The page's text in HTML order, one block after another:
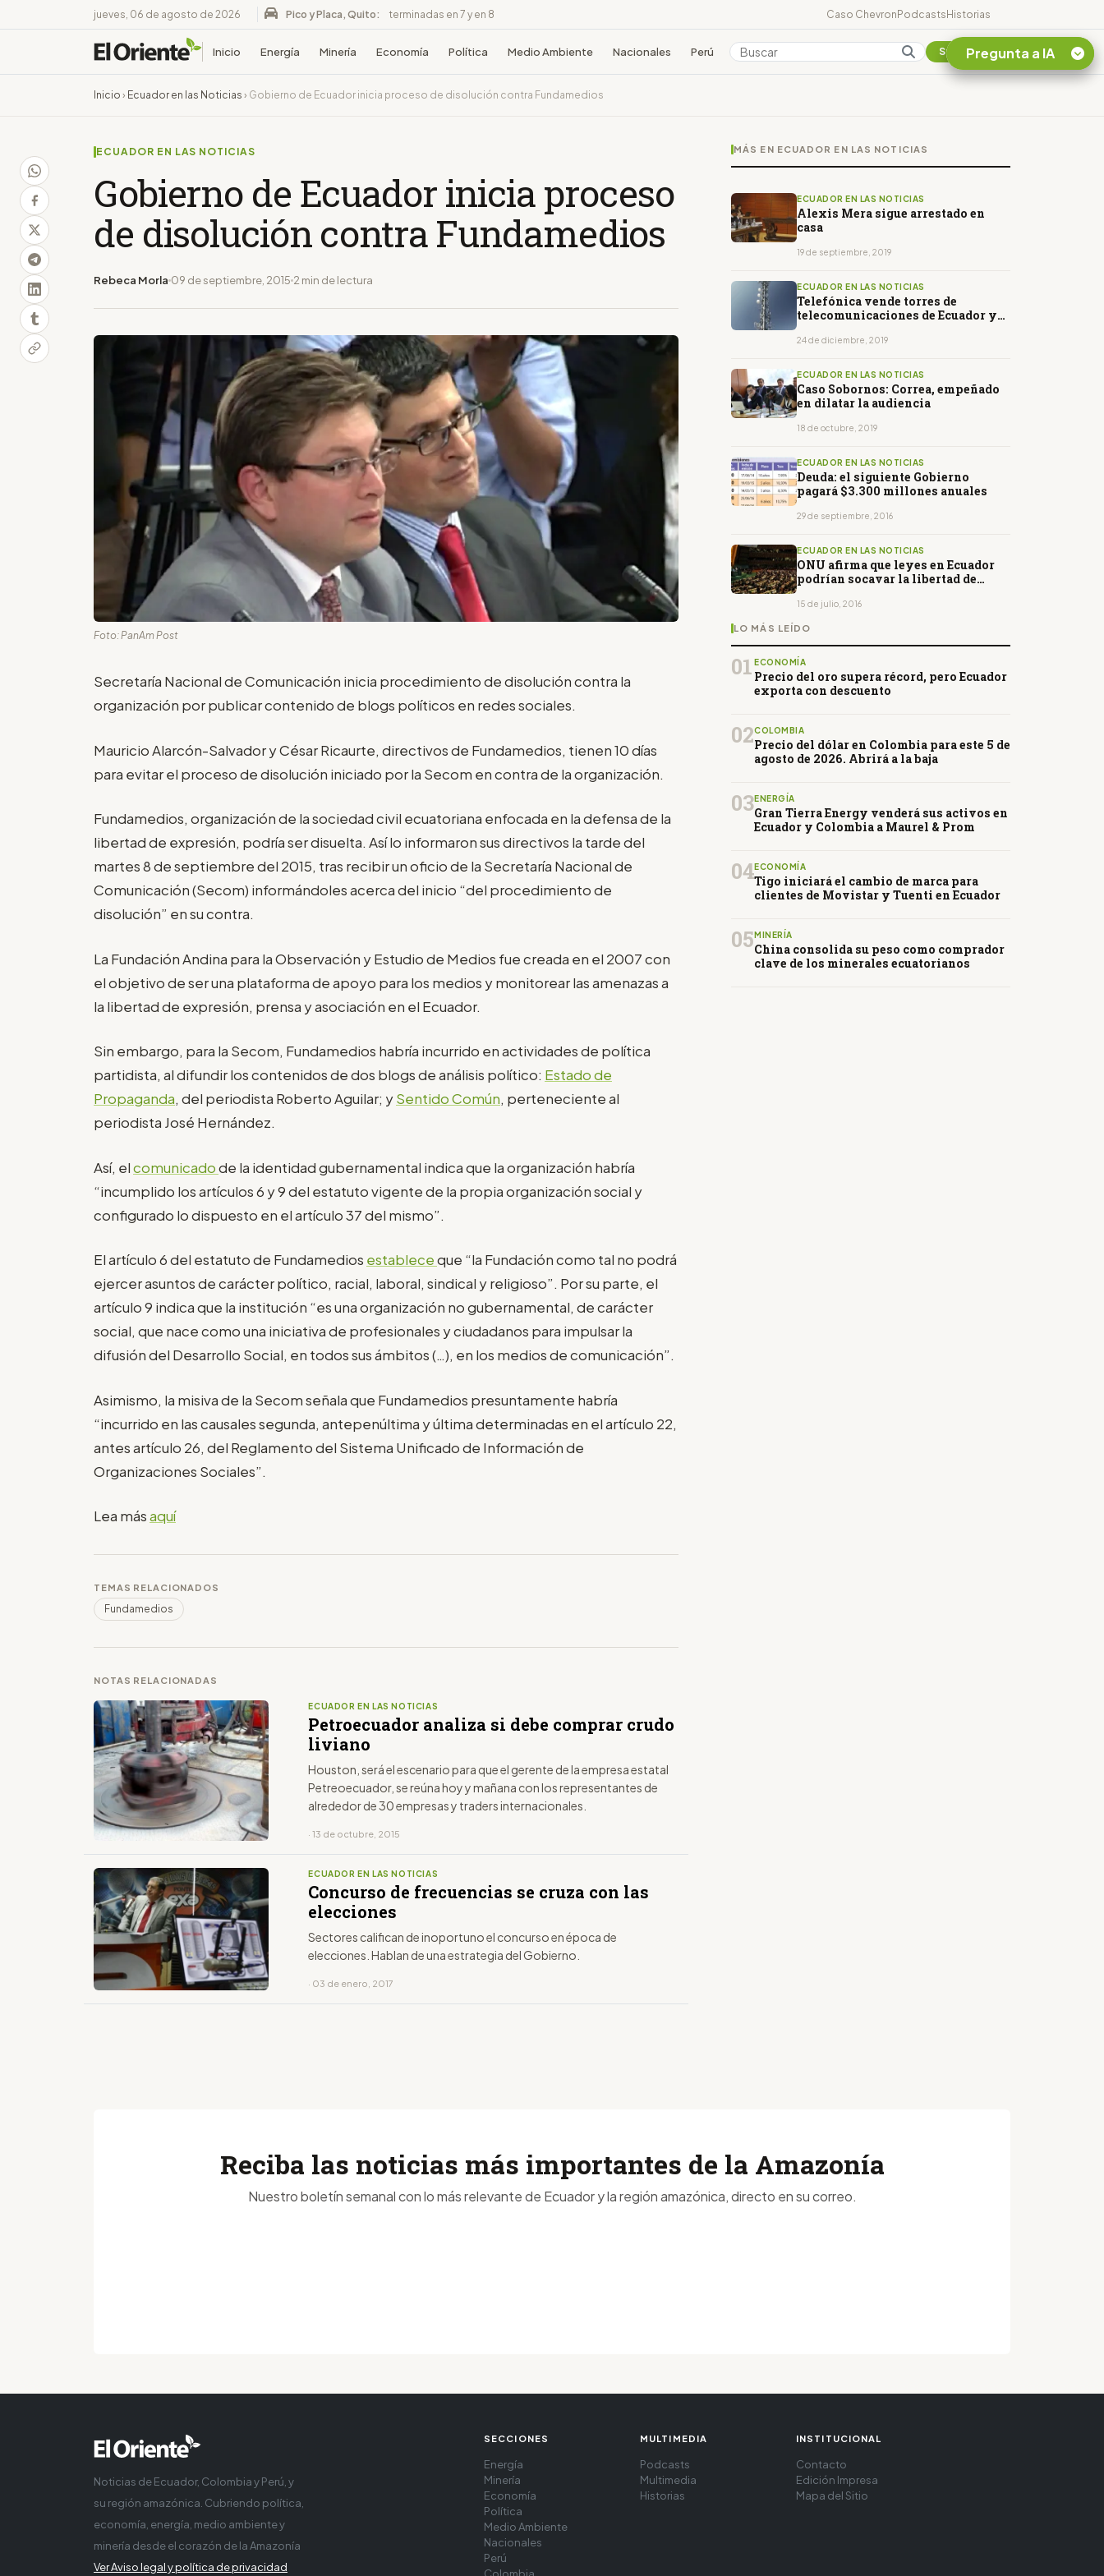
jueves, 06 de agosto de 2026 Pico y Placa, Quito: terminadas en 7 y en 8 Caso ChevronPodcastsHistorias
Inicio Energía Minería Economía Política Medio Ambiente Nacionales Perú Colombia Suscribirse
Inicio › Ecuador en las Noticias › Gobierno de Ecuador inicia proceso de disolución contra Fundamedios
ECUADOR EN LAS NOTICIAS
Gobierno de Ecuador inicia proceso
de disolución contra Fundamedios
Rebeca Morla 09 de septiembre, 2015 2 min de lectura
Foto: PanAm Post
Secretaría Nacional de Comunicación inicia procedimiento de disolución contra la
organización por publicar contenido de blogs políticos en redes sociales.
Mauricio Alarcón-Salvador y César Ricaurte, directivos de Fundamedios, tienen 10 días
para evitar el proceso de disolución iniciado por la Secom en contra de la organización.
Fundamedios, organización de la sociedad civil ecuatoriana enfocada en la defensa de la
libertad de expresión, podría ser disuelta. Así lo informaron sus directivos la tarde del
martes 8 de septiembre del 2015, tras recibir un oficio de la Secretaría Nacional de
Comunicación (Secom) informándoles acerca del inicio “del procedimiento de
disolución” en su contra.
La Fundación Andina para la Observación y Estudio de Medios fue creada en el 2007 con
el objetivo de ser una plataforma de apoyo para los medios y monitorear las amenazas a
la libertad de expresión, prensa y asociación en el Ecuador.
Sin embargo, para la Secom, Fundamedios habría incurrido en actividades de política
partidista, al difundir los contenidos de dos blogs de análisis político: Estado de
Propaganda, del periodista Roberto Aguilar; ySentido Común, perteneciente al
periodista José Hernández.
Así, elcomunicadode la identidad gubernamental indica que la organización habría
“incumplido los artículos 6 y 9 del estatuto vigente de la propia organización social y
configurado lo dispuesto en el artículo 37 del mismo”.
El artículo 6 del estatuto de Fundamedios estableceque “la Fundación como tal no podrá
ejercer asuntos de carácter político, racial, laboral, sindical y religioso”. Por su parte, el
artículo 9 indica que la institución “es una organización no gubernamental, de carácter
social, que nace como una iniciativa de profesionales y ciudadanos para impulsar la
difusión del Desarrollo Social, en todos sus ámbitos (…), en los medios de comunicación”.
Asimismo, la misiva de la Secom señala que Fundamedios presuntamente habría
“incurrido en las causales segunda, antepenúltima y última determinadas en el artículo 22,
antes artículo 26, del Reglamento del Sistema Unificado de Información de
Organizaciones Sociales”.
Lea másaquí
TEMAS RELACIONADOS
Fundamedios
NOTAS RELACIONADAS
ECUADOR EN LAS NOTICIAS
Petroecuador analiza si debe comprar crudo
liviano
Houston, será el escenario para que el gerente de la empresa estatal
Petreoecuador, se reúna hoy y mañana con los representantes de
alrededor de 30 empresas y traders internacionales.
· 13 de octubre, 2015
ECUADOR EN LAS NOTICIAS
Concurso de frecuencias se cruza con las
elecciones
Sectores califican de inoportuno el concurso en época de
elecciones. Hablan de una estrategia del Gobierno.
· 03 de enero, 2017
MÁS EN ECUADOR EN LAS NOTICIAS
ECUADOR EN LAS NOTICIAS
Alexis Mera sigue arrestado en
casa
19 de septiembre, 2019
ECUADOR EN LAS NOTICIAS
Telefónica vende torres de
telecomunicaciones de Ecuador y
24 de diciembre, 2019
ECUADOR EN LAS NOTICIAS
Caso Sobornos: Correa, empeñado
en dilatar la audiencia
18 de octubre, 2019
ECUADOR EN LAS NOTICIAS
Deuda: el siguiente Gobierno
pagará $3.300 millones anuales
29 de septiembre, 2016
ECUADOR EN LAS NOTICIAS
ONU afirma que leyes en Ecuador
podrían socavar la libertad de
15 de julio, 2016
LO MÁS LEÍDO
01 ECONOMÍA
Precio del oro supera récord, pero Ecuador
exporta con descuento
02COLOMBIA
Precio del dólar en Colombia para este 5 de
agosto de 2026. Abrirá a la baja
03ENERGÍA
Gran Tierra Energy venderá sus activos en
Ecuador y Colombia a Maurel & Prom
04ECONOMÍA
Tigo iniciará el cambio de marca para
clientes de Movistar y Tuenti en Ecuador
05 MINERÍA
China consolida su peso como comprador
clave de los minerales ecuatorianos
Pregunta a IA
Reciba las noticias más importantes de la Amazonía
Nuestro boletín semanal con lo más relevante de Ecuador y la región amazónica, directo en su correo.
Noticias de Ecuador, Colombia y Perú, y
su región amazónica. Cubriendo política,
economía, energía, medio ambiente y
minería desde el corazón de la Amazonía
Ver Aviso legal y política de privacidad
SECCIONES
Energía
Minería
Economía
Política
Medio Ambiente
Nacionales
Perú
MULTIMEDIA
Podcasts
Multimedia
Historias
INSTITUCIONAL
Contacto
Edición Impresa
Mapa del Sitio